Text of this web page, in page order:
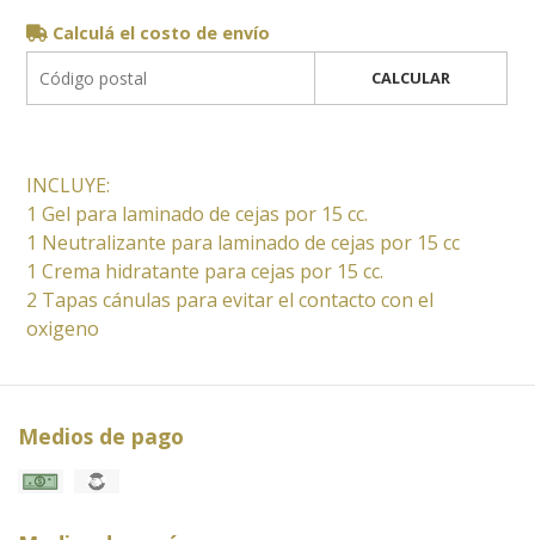
Calculá el costo de envío
CALCULAR
INCLUYE:
1 Gel para laminado de cejas por 15 cc.
1 Neutralizante para laminado de cejas por 15 cc
1 Crema hidratante para cejas por 15 cc.
2 Tapas cánulas para evitar el contacto con el
oxigeno
Medios de pago